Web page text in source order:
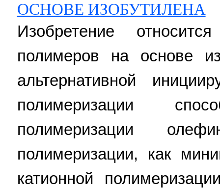
ОСНОВЕ ИЗОБУТИЛЕНА
Изобретение
полимеров на основе
альтернативной
полимеризации
полимеризации
полимеризации, как
катионной